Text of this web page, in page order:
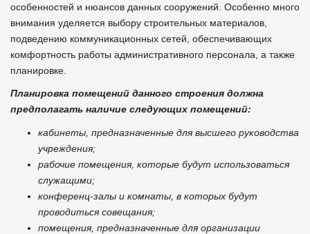
особенностей и нюансов данных сооружений. Особенно много
внимания уделяется выбору строительных материалов,
подведению коммуникационных сетей, обеспечивающих
комфортность работы административного персонала, а также
планировке.
Планировка помещений данного строения должна
предполагать наличие следующих помещений:
кабинеты, предназначенные для высшего руководства
учреждения;
рабочие помещения, которые будут использоваться
служащими;
конференц-залы и комнаты, в которых будут
проводиться совещания;
помещения, предназначенные для организации